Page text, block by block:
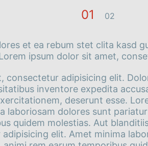
et ea rebum stet clita kasd
ipsum dolor sit amet,
consectetur adipisicing elit.
inventore expedita
deserunt esse.
laboriosam dolores sunt
quidem molestias. Aut
elit. Amet minima